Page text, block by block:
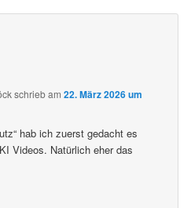
schriebam22. März 2026 um
hab ich zuerst gedacht es
Videos. Natürlich eher das